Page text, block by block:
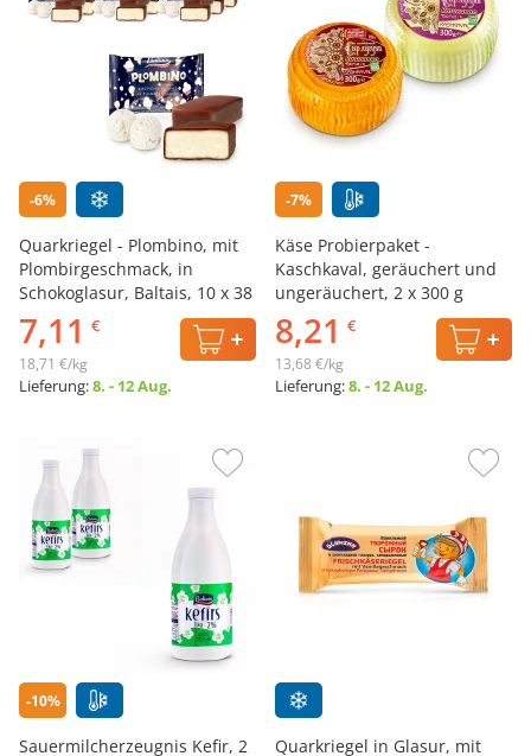
-6%
Quarkriegel - Plombino, mit
Plombirgeschmack, in
Schokoglasur, Baltais, 10 х 38
g
7,11 €
18,71 €/kg
Lieferung:8. - 12 Aug.
-7%
Käse Probierpaket -
Kaschkaval, geräuchert und
ungeräuchert, 2 x 300 g
8,21 €
13,68 €/kg
Lieferung:8. - 12 Aug.
-10%
Sauermilcherzeugnis Kefir, 2
Quarkriegel in Glasur, mit